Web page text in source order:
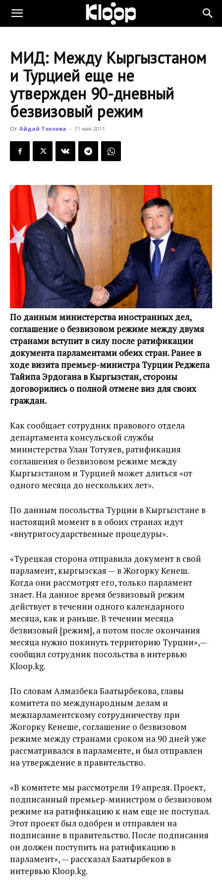
KLOOP.KG
Новости
Кыргызстана
МИД: Между Кыргызстаном
и Турцией еще не
утвержден 90-дневный
безвизовый режим
От Айдай Токоева - 11 мая 2011
По данным министерства иностранных дел,
соглашение о безвизовом режиме между двумя
странами вступит в силу после ратификации
документа парламентами обеих стран. Ранее в
ходе визита премьер-министра Турции Реджепа
Тайипа Эрдогана в Кыргызстан, стороны
договорились о полной отмене виз для своих
граждан.
Как сообщает сотрудник правового отдела
департамента консульской службы
министерства Улан Тотуяев, ратификация
соглашения о безвизовом режиме между
Кыргызстаном и Турцией может длиться «от
одного месяца до нескольких лет».
По данным посольства Турции в Кыргызстане в
настоящий момент в в обоих странах идут
«внутригосударственные процедуры».
«Турецкая сторона отправила документ в свой
парламент, кыргызская — в Жогорку Кенеш.
Когда они рассмотрят его, только парламент
знает. На данное время безвизовый режим
действует в течении одного календарного
месяца, как и раньше. В течении месяца
безвизовый [режим], а потом после окончания
месяца нужно покинуть территорию Турции»,—
сообщил сотрудник посольства в интервью
Kloop.kg.
По словам Алмазбека Баатырбекова, главы
комитета по международным делам и
межпарламентскому сотрудничеству при
Жогорку Кенеше, соглашение о безвизовом
режиме между странами сроком на 90 дней уже
рассматривался в парламенте, и был отправлен
на утверждение в правительство.
«В комитете мы рассмотрели 19 апреля. Проект,
подписанный премьер-министром о безвизовом
режиме на ратификацию к нам еще не поступал.
Этот проект был одобрен и отправлен на
подписание в правительство. После подписания
он должен поступить на ратификацию в
парламент», — рассказал Баатырбеков в
интервью Kloop.kg.